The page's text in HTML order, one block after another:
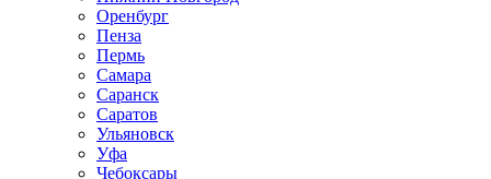
Оренбург
Пенза
Пермь
Самара
Саранск
Саратов
Ульяновск
Уфа
Чебоксары